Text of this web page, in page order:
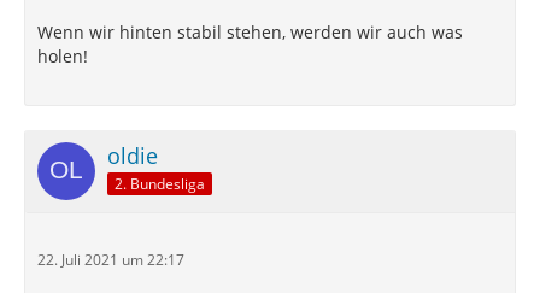
Wenn wir hinten stabil stehen, werden wir auch was
holen!
oldie
2. Bundesliga
22. Juli 2021 um 22:17